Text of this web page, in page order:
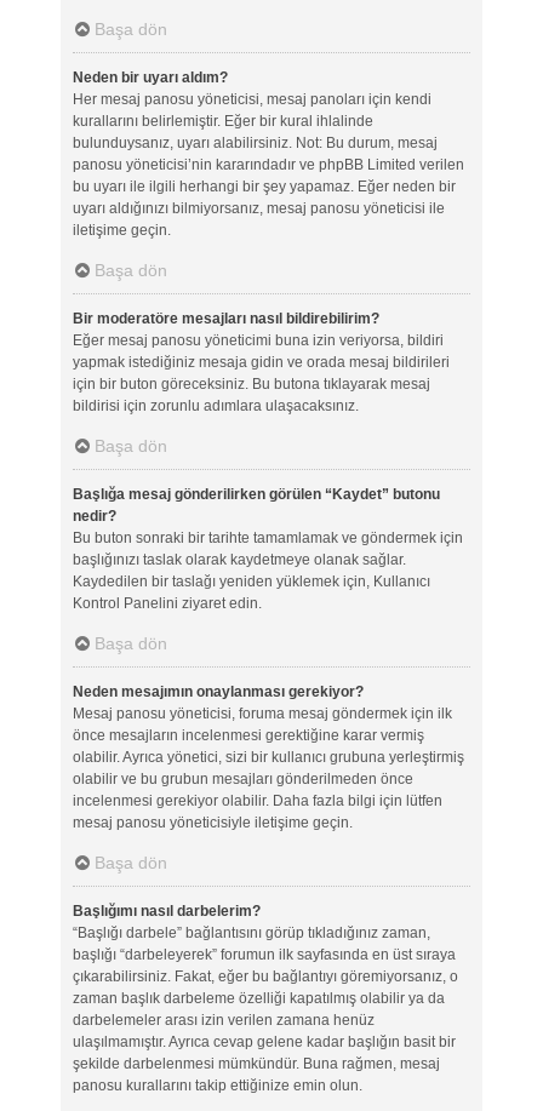
Başa dön
Neden bir uyarı aldım?
Her mesaj panosu yöneticisi, mesaj panoları için kendi
kurallarını belirlemiştir. Eğer bir kural ihlalinde
bulunduysanız, uyarı alabilirsiniz. Not: Bu durum, mesaj
panosu yöneticisi’nin kararındadır ve phpBB Limited verilen
bu uyarı ile ilgili herhangi bir şey yapamaz. Eğer neden bir
uyarı aldığınızı bilmiyorsanız, mesaj panosu yöneticisi ile
iletişime geçin.
Başa dön
Bir moderatöre mesajları nasıl bildirebilirim?
Eğer mesaj panosu yöneticimi buna izin veriyorsa, bildiri
yapmak istediğiniz mesaja gidin ve orada mesaj bildirileri
için bir buton göreceksiniz. Bu butona tıklayarak mesaj
bildirisi için zorunlu adımlara ulaşacaksınız.
Başa dön
Başlığa mesaj gönderilirken görülen “Kaydet” butonu
nedir?
Bu buton sonraki bir tarihte tamamlamak ve göndermek için
başlığınızı taslak olarak kaydetmeye olanak sağlar.
Kaydedilen bir taslağı yeniden yüklemek için, Kullanıcı
Kontrol Panelini ziyaret edin.
Başa dön
Neden mesajımın onaylanması gerekiyor?
Mesaj panosu yöneticisi, foruma mesaj göndermek için ilk
önce mesajların incelenmesi gerektiğine karar vermiş
olabilir. Ayrıca yönetici, sizi bir kullanıcı grubuna yerleştirmiş
olabilir ve bu grubun mesajları gönderilmeden önce
incelenmesi gerekiyor olabilir. Daha fazla bilgi için lütfen
mesaj panosu yöneticisiyle iletişime geçin.
Başa dön
Başlığımı nasıl darbelerim?
“Başlığı darbele” bağlantısını görüp tıkladığınız zaman,
başlığı “darbeleyerek” forumun ilk sayfasında en üst sıraya
çıkarabilirsiniz. Fakat, eğer bu bağlantıyı göremiyorsanız, o
zaman başlık darbeleme özelliği kapatılmış olabilir ya da
darbelemeler arası izin verilen zamana henüz
ulaşılmamıştır. Ayrıca cevap gelene kadar başlığın basit bir
şekilde darbelenmesi mümkündür. Buna rağmen, mesaj
panosu kurallarını takip ettiğinize emin olun.